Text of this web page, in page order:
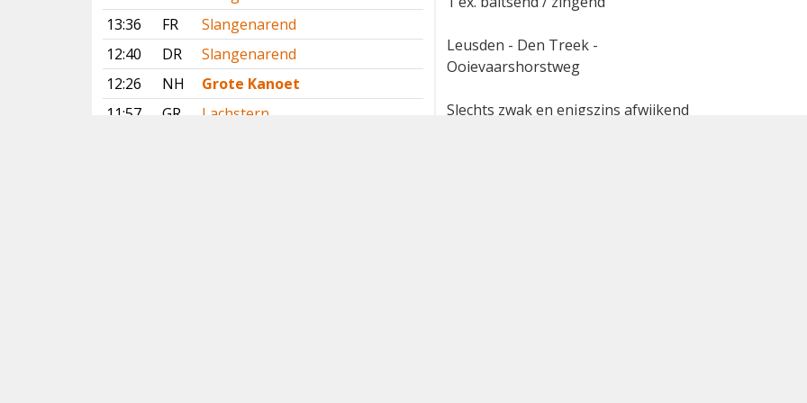
13:36
FR
Slangenarend
12:40
DR
Slangenarend
12:26
NH
Grote Kanoet
11:57
GR
Lachstern
1 ex. baltsend / zingend
Leusden - Den Treek -